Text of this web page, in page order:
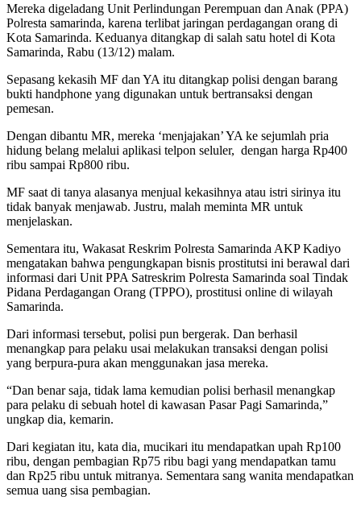
Mereka digeladang Unit Perlindungan Perempuan dan Anak (PPA)
Polresta samarinda, karena terlibat jaringan perdagangan orang di
Kota Samarinda. Keduanya ditangkap di salah satu hotel di Kota
Samarinda, Rabu (13/12) malam.
Sepasang kekasih MF dan YA itu ditangkap polisi dengan barang
bukti handphone yang digunakan untuk bertransaksi dengan
pemesan.
Dengan dibantu MR, mereka ‘menjajakan’ YA ke sejumlah pria
hidung belang melalui aplikasi telpon seluler, dengan harga Rp400
ribu sampai Rp800 ribu.
MF saat di tanya alasanya menjual kekasihnya atau istri sirinya itu
tidak banyak menjawab. Justru, malah meminta MR untuk
menjelaskan.
Sementara itu, Wakasat Reskrim Polresta Samarinda AKP Kadiyo
mengatakan bahwa pengungkapan bisnis prostitutsi ini berawal dari
informasi dari Unit PPA Satreskrim Polresta Samarinda soal Tindak
Pidana Perdagangan Orang (TPPO), prostitusi online di wilayah
Samarinda.
Dari informasi tersebut, polisi pun bergerak. Dan berhasil
menangkap para pelaku usai melakukan transaksi dengan polisi
yang berpura-pura akan menggunakan jasa mereka.
“Dan benar saja, tidak lama kemudian polisi berhasil menangkap
para pelaku di sebuah hotel di kawasan Pasar Pagi Samarinda,”
ungkap dia, kemarin.
Dari kegiatan itu, kata dia, mucikari itu mendapatkan upah Rp100
ribu, dengan pembagian Rp75 ribu bagi yang mendapatkan tamu
dan Rp25 ribu untuk mitranya. Sementara sang wanita mendapatkan
semua uang sisa pembagian.